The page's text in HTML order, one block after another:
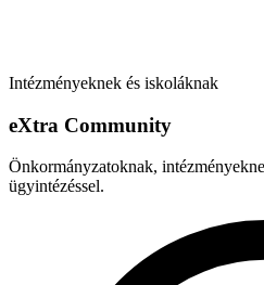
Intézményeknek és iskoláknak
eXtra Community
Önkormányzatoknak,
ügyintézéssel.